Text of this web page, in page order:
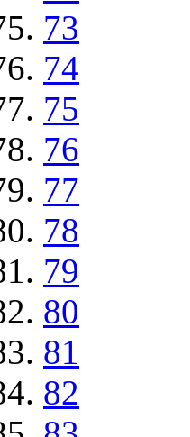
73
74
75
76
77
78
79
80
81
82